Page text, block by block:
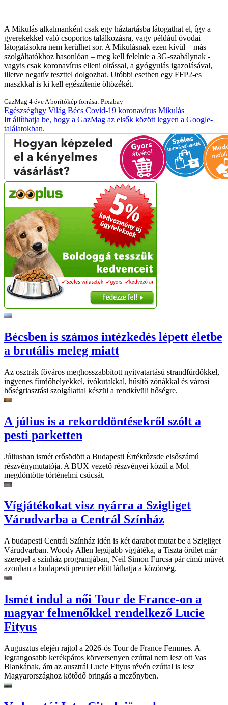
A Mikulás alkalmanként csak egy háztartásba látogathat el, így a
gyerekekkel való csoportos találkozásra, vagy például óvodai
látogatásokra nem kerülhet sor. A Mikulásnak ezen kívül – más
szolgáltatókhoz hasonlóan – meg kell felelnie a 3G-szabálynak -
vagyis csak koronavírus elleni oltással, a gyógyulás igazolásával,
illetve negatív teszttel dolgozhat. Utóbbi esetben egy FFP2-es
maszkkal is ki kell egészítenie öltözékét.
GazMag 4 éve A borítókép forrása: Pixabay
Egészségügy Világ Bécs Covid-19 koronavírus Mikulás
Itt állíthatja be, hogy a GazMag az elsők között legyen a Google-
találatokban.
Bécsben is számos intézkedés lépett életbe
a brutális meleg miatt
Az osztrák főváros meghosszabbított nyitvatartású strandfürdőkkel,
ingyenes fürdőhelyekkel, ivókutakkal, hűsítő zónákkal és városi
hőségriasztási szolgálattal készül a rendkívüli hőségre.
A július is a rekorddöntésekről szólt a
pesti parketten
Júliusban ismét erősödött a Budapesti Értéktőzsde elsőszámú
részvénymutatója. A BUX vezető részvényei közül a Mol
megdöntötte történelmi csúcsát.
Vígjátékokat visz nyárra a Szigliget
Várudvarba a Centrál Színház
A budapesti Centrál Színház idén is két darabot mutat be a Szigliget
Várudvarban. Woody Allen legújabb vígjátéka, a Tiszta őrület már
szerepel a színház programjában, Neil Simon Furcsa pár című művét
azonban a budapesti premier előtt láthatja a közönség.
Ismét indul a női Tour de France-on a
magyar felmenőkkel rendelkező Lucie
Fityus
Augusztus elején rajtol a 2026-ös Tour de France Femmes. A
legrangosabb kerékpáros körversenyen ezúttal nem lesz ott Vas
Blankának, ám az ausztrál Lucie Fityus révén ezúttal is lesz
Magyarországhoz kötődő bringás a mezőnyben.